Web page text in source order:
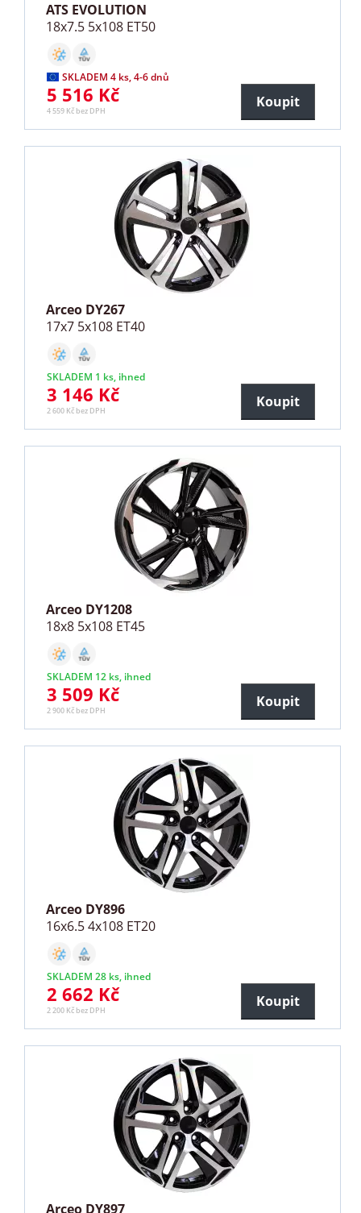
ATS EVOLUTION
18x7.5 5x108 ET50
SKLADEM 4 ks, 4-6 dnů
5 516 Kč
4 559 Kč bez DPH
Koupit
Arceo DY267
17x7 5x108 ET40
SKLADEM 1 ks, ihned
3 146 Kč
2 600 Kč bez DPH
Koupit
Arceo DY1208
18x8 5x108 ET45
SKLADEM 12 ks, ihned
3 509 Kč
2 900 Kč bez DPH
Koupit
Arceo DY896
16x6.5 4x108 ET20
SKLADEM 28 ks, ihned
2 662 Kč
2 200 Kč bez DPH
Koupit
Arceo DY897